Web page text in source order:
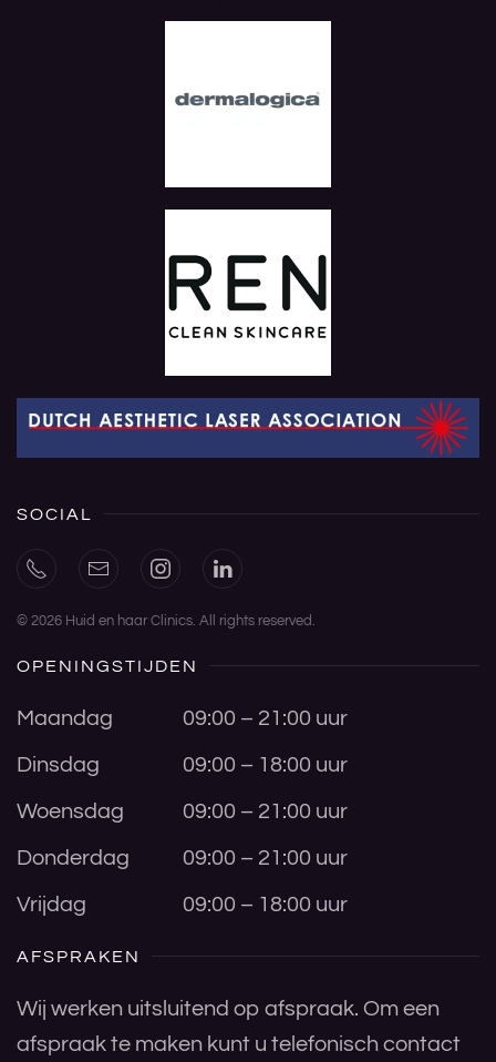
SOCIAL
© 2026 Huid en haar Clinics. All rights reserved.
OPENINGSTIJDEN
Maandag 09:00 – 21:00 uur
Dinsdag 09:00 – 18:00 uur
Woensdag 09:00 – 21:00 uur
Donderdag 09:00 – 21:00 uur
Vrijdag 09:00 – 18:00 uur
AFSPRAKEN
Wij werken uitsluitend op afspraak. Om een
afspraak te maken kunt u telefonisch contact